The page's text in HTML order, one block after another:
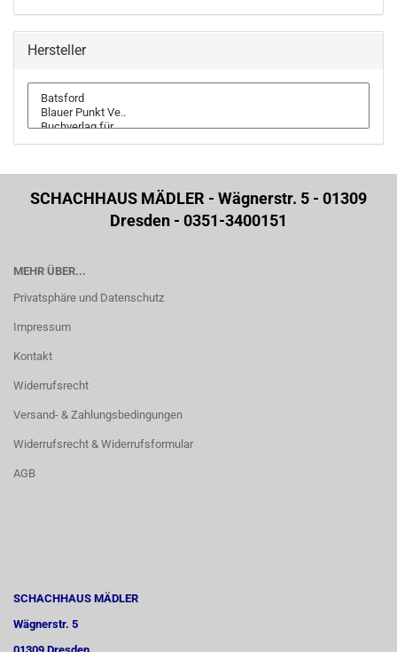
Hersteller
SCHACHHAUS MÄDLER - Wägnerstr. 5 - 01309
Dresden - 0351-3400151
MEHR ÜBER...
Privatsphäre und Datenschutz
Impressum
Kontakt
Widerrufsrecht
Versand- & Zahlungsbedingungen
Widerrufsrecht & Widerrufsformular
AGB
SCHACHHAUS MÄDLER
Wägnerstr. 5